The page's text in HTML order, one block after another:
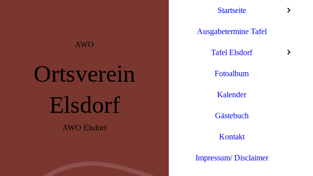
AWO
Ortsverein
Elsdorf
AWO Elsdorf
Startseite
Ausgabetermine Tafel
Tafel Elsdorf
Fotoalbum
Kalender
Gästebuch
Kontakt
Impressum/ Disclaimer